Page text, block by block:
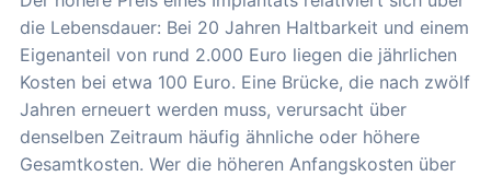
die Lebensdauer: Bei 20 Jahren Haltbarkeit und einem
Eigenanteil von rund 2.000 Euro liegen die jährlichen
Kosten bei etwa 100 Euro. Eine Brücke, die nach zwölf
Jahren erneuert werden muss, verursacht über
denselben Zeitraum häufig ähnliche oder höhere
Gesamtkosten. Wer die höheren Anfangskosten über